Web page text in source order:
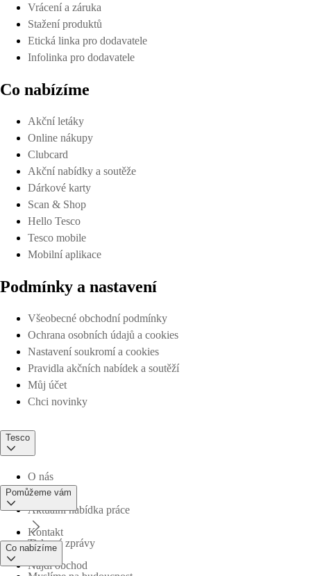
Vrácení a záruka
Stažení produktů
Etická linka pro dodavatele
Infolinka pro dodavatele
Co nabízíme
Akční letáky
Online nákupy
Clubcard
Akční nabídky a soutěže
Dárkové karty
Scan & Shop
Hello Tesco
Tesco mobile
Mobilní aplikace
Podmínky a nastavení
Všeobecné obchodní podmínky
Ochrana osobních údajů a cookies
Nastavení soukromí a cookies
Pravidla akčních nabídek a soutěží
Můj účet
Chci novinky
Tesco
O nás
Aktuální nabídka práce
Tiskové zprávy
Pomůžeme vám
Kontakt
Najdi obchod
Co nabízíme